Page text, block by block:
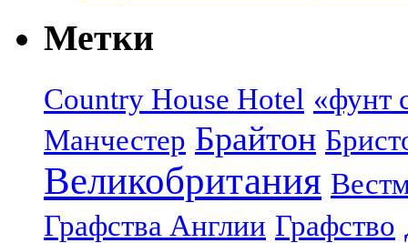
Метки
Country House Hotel «фунт
Манчестер Брайтон
Великобритания
Графства Англии Графство